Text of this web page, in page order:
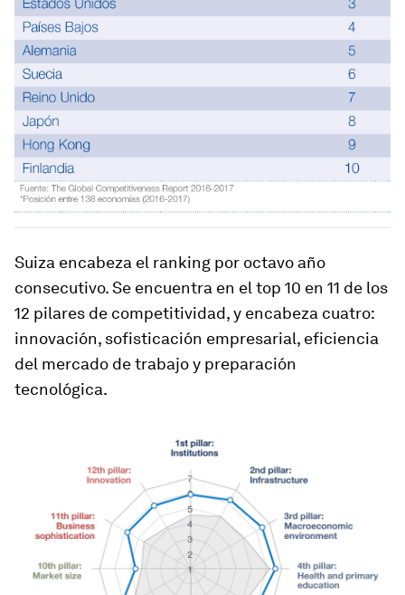
Suiza encabeza el ranking por octavo año
consecutivo. Se encuentra en el top 10 en 11 de los
12 pilares de competitividad, y encabeza cuatro:
innovación, sofisticación empresarial, eficiencia
del mercado de trabajo y preparación
tecnológica.